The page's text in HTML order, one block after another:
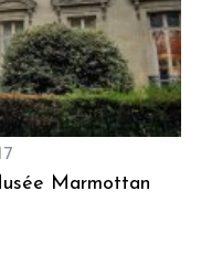
Marmottan